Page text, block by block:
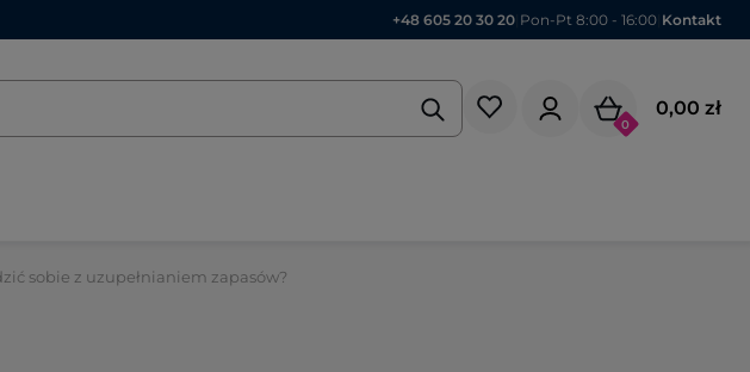
+48 605 20 30 20 Pon-Pt 8:00 - 16:00 Kontakt
0
0,00 zł
sobie z uzupełnianiem zapasów?